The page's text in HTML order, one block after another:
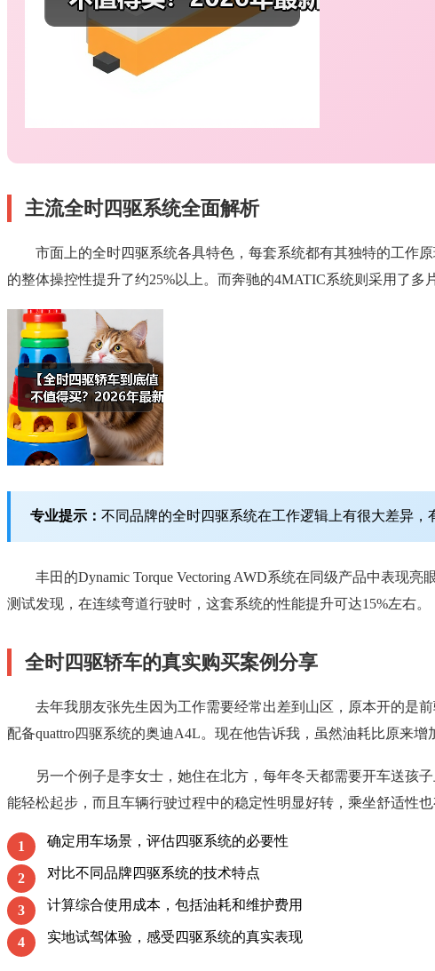
主流全时四驱系统全面解析
市面上的全时四驱系统各具特色，每套系统都有其独特的工作
的整体操控性提升了约25%以上。而奔驰的4MATIC系统则采用了
专业提示： 不同品牌的全时四驱系统在工作逻辑上有很大差异
丰田的Dynamic Torque Vectoring AWD系统在同级产品中表现
测试发现，在连续弯道行驶时，这套系统的性能提升可达15%左右。
全时四驱轿车的真实购买案例分享
去年我朋友张先生因为工作需要经常出差到山区，原本开的是
配备quattro四驱系统的奥迪A4L。现在他告诉我，虽然油耗比原来
另一个例子是李女士，她住在北方，每年冬天都需要开车送孩
能轻松起步，而且车辆行驶过程中的稳定性明显好转，乘坐舒适性也
1 确定用车场景，评估四驱系统的必要性
2 对比不同品牌四驱系统的技术特点
3 计算综合使用成本，包括油耗和维护费用
4 实地试驾体验，感受四驱系统的真实表现